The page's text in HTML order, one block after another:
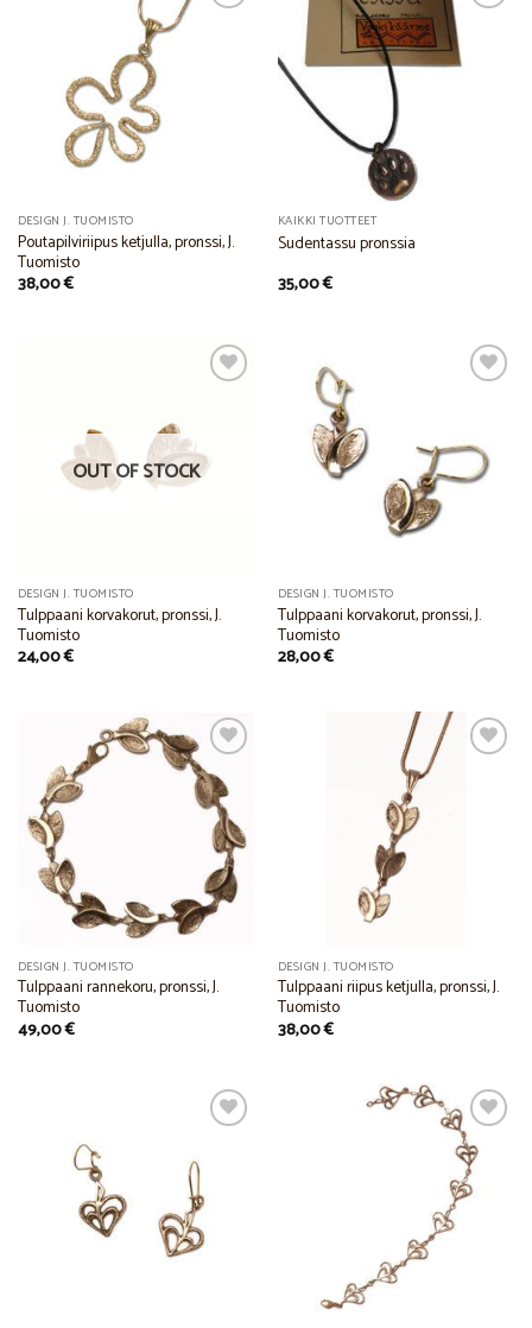
DESIGN J. TUOMISTO
Poutapilviriipus ketjulla, pronssi, J.
Tuomisto
38,00€
Add to
KAIKKI TUOTTEET
Sudentassu pronssia
35,00€
Wishlist
OUT OF STOCK
DESIGN J. TUOMISTO
Tulppaani korvakorut, pronssi, J.
Tuomisto
24,00€
Add to
Wishlist
DESIGN J. TUOMISTO
Tulppaani korvakorut, pronssi, J.
Tuomisto
28,00€
Add to
Wishlist
DESIGN J. TUOMISTO
Tulppaani rannekoru, pronssi, J.
Tuomisto
49,00€
DESIGN J. TUOMISTO
Tulppaani riipus ketjulla, pronssi, J.
Tuomisto
38,00€
Wishlist
Add to
Wishlist